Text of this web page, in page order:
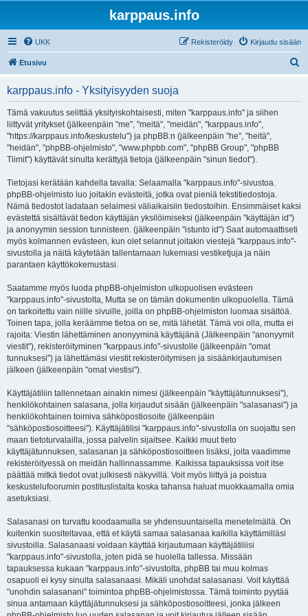
karppaus.info
UKK Kirjaudu sisään
Rekisteröidy
Etusivu
karppaus.info - Yksityisyyden suoja
Tämä vakuutus selittää yksityiskohtaisesti, miten "karppaus.info" ja siihen
liittyvät yritykset (jälkeenpäin "me", "meitä", "meidän", "karppaus.info",
"https://karppaus.info/keskustelu") ja phpBB:n (jälkeenpäin "he", "heitä",
"heidän", "phpBB-ohjelmisto", "www.phpbb.com", "phpBB Group", "phpBB
Tiimit") käyttävät sinulta kerättyjä tietoja (jälkeenpäin "sinun tiedot").
Tietojasi kerätään kahdella tavalla: Selaamalla "karppaus.info"-sivustoa.
phpBB-ohjelmisto luo joitakin evästeitä, jotka ovat pieniä tekstitiedostoja.
Nämä tiedostot ladataan selaimesi väliaikaisiin tiedostoihin. Ensimmäiset kaksi
evästettä sisältävät tiedon käyttäjän yksilöimiseksi (jälkeenpäin "käyttäjän id")
ja anonyymin session tunnisteen. (jälkeenpäin "istunto id") Saat automaattiseti
myös kolmannen evästeen, kun olet selannut joitakin viestejä "karppaus.info"-
sivustolla ja näitä käytetään tallentamaan lukemiasi vestiketjuja ja näin
parantaen käyttökokemustasi.
Saatamme myös luoda phpBB-ohjelmiston ulkopuolisen evästeen
"karppaus.info"-sivustolta, Mutta se on tämän dokumentin ulkopuolella. Tämä
on tarkoitettu vain niille sivuille, joilla on phpBB-ohjelmiston luomaa sisältöä.
Toinen tapa, jolla keräämme tietoa on se, mitä lähetät. Tämä voi olla, mutta ei
rajoita: Viestin lähettäminen anonyyminä käyttäjänä (Jälkeenpäin "anonyymit
viestit"), rekisteröityminen "karppaus.info"-sivustolle (jälkeenpäin "omat
tunnuksesi") ja lähettämäsi viestit rekisteröitymisen ja sisäänkirjautumisen
jälkeen (jälkeenpäin "omat viestisi").
Käyttäjätiliin tallennetaan ainakin nimesi (jälkeenpäin "käyttäjätunnuksesi"),
henkilökohtainen salasana, jolla kirjaudut sisään (jälkeenpäin "salasanasi") ja
henkilökohtainen toimiva sähköpostiosoite (jälkeenpäin
"sähköpostiosoitteesi"). Käyttäjätilisi "karppaus.info"-sivustolla on suojattu sen
maan tietoturvalailla, jossa palvelin sijaitsee. Kaikki muut tieto
käyttäjätunnuksen, salasanan ja sähköpostiosoitteen lisäksi, joita vaadimme
rekisteröityessä on meidän hallinnassamme. Kaikissa tapauksissa voit itse
päättää mitkä tiedot ovat julkisesti näkyvillä. Voit myös liittyä ja poistua
keskustelufoorumin postituslistalta koska tahansa haluat muokkaamalla omia
asetuksiasi.
Salasanasi on turvattu koodaamalla se yhdensuuntaisella menetelmällä. On
kuitenkin suositeltavaa, että et käytä samaa salasanaa kaikilla käyttämilläsi
sivustoilla. Salasanaasi voidaan käyttää kirjautumaan käyttäjätiliisi
"karppaus.info"-sivustolla, joten pidä se huolella tallessa. Missään
tapauksessa kukaan "karppaus.info"-sivustolta, phpBB tai muu kolmas
osapuoli ei kysy sinulta salasanaasi. Mikäli unohdat salasanasi. Voit käyttää
"unohdin salasanani" toimintoa phpBB-ohjelmistossa. Tämä toiminto pyytää
sinua antamaan käyttäjätunnuksesi ja sähköpostiosoitteesi, jonka jälkeen